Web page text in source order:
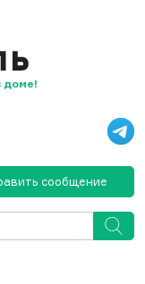
доме!
сообщение